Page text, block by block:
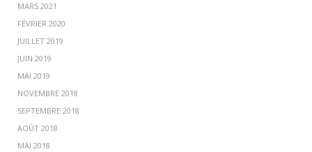
MARS 2021
FÉVRIER 2020
JUILLET 2019
JUIN 2019
MAI 2019
NOVEMBRE 2018
SEPTEMBRE 2018
AOÛT 2018
MAI 2018